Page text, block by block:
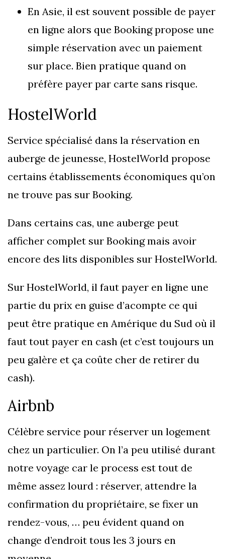
En Asie, il est souvent possible de payer
en ligne alors que Booking propose une
simple réservation avec un paiement
sur place. Bien pratique quand on
préfère payer par carte sans risque.
HostelWorld
Service spécialisé dans la réservation en
auberge de jeunesse, HostelWorld propose
certains établissements économiques qu’on
ne trouve pas sur Booking.
Dans certains cas, une auberge peut
afficher complet sur Booking mais avoir
encore des lits disponibles sur HostelWorld.
Sur HostelWorld, il faut payer en ligne une
partie du prix en guise d’acompte ce qui
peut être pratique en Amérique du Sud où il
faut tout payer en cash (et c’est toujours un
peu galère et ça coûte cher de retirer du
cash).
Airbnb
Célèbre service pour réserver un logement
chez un particulier. On l’a peu utilisé durant
notre voyage car le process est tout de
même assez lourd : réserver, attendre la
confirmation du propriétaire, se fixer un
rendez-vous, … peu évident quand on
change d’endroit tous les 3 jours en